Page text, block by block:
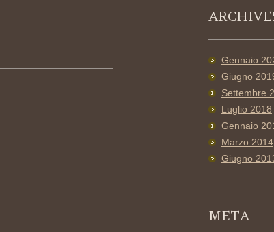
Gennaio
Giugno
Settembre
Luglio 2018
Gennaio
Marzo 2014
Giugno
META